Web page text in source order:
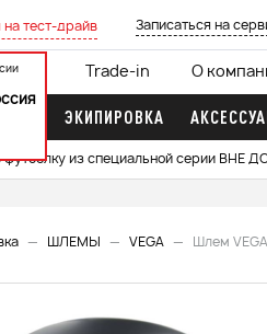
на тест-драйв Записаться на
0% Trade-in О
ЭКИПИРОВКА
футболку из специальной серии ВНЕ
ШЛЕМЫ VEGA Шлем